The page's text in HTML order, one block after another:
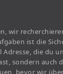
wir
ist die
die du
sondern auch
bevor wir